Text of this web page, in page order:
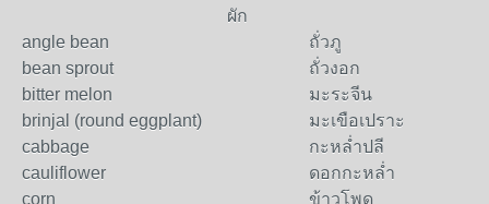
ผัก
angle bean
ถั่วภู
bean sprout
ถั่วงอก
bitter melon
มะระจีน
brinjal (round eggplant)
มะเขือเปราะ
cabbage
กะหล่ำปลี
cauliflower
ดอกกะหล่ำ
corn
ข้าวโพด